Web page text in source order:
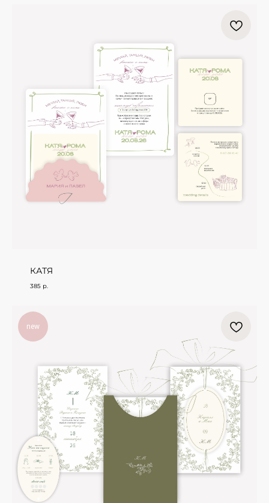
КАТЯ
385 р.
new